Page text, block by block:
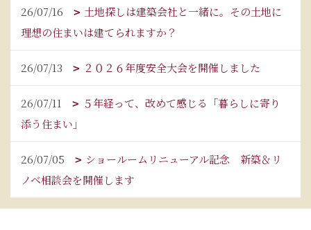
26/07/16
土地探しは建築会社と一緒に。その土地に
理想の住まいは建てられますか？
26/07/13 ２０２６年度安全大会を開催しました
26/07/11
５年経って、改めて感じる「暮らしに寄り
添う住まい」
26/07/05
ショールームリニューアル記念 新築＆リ
ノベ相談会を開催します